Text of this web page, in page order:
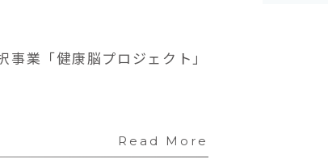
業「健康脳プロジェクト」
Read More